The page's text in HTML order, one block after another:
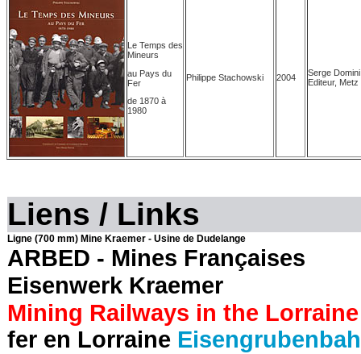
Le Temps des
Mineurs
au Pays du
Fer
de 1870 à
1980
Philippe Stachowski 2004
Serge Domini
Editeur, Metz
Liens / Links
Ligne (700 mm) Mine Kraemer - Usine de Dudelange
ARBED - Mines Françaises
Eisenwerk Kraemer
Mining Railways in the
fer en Lorraine